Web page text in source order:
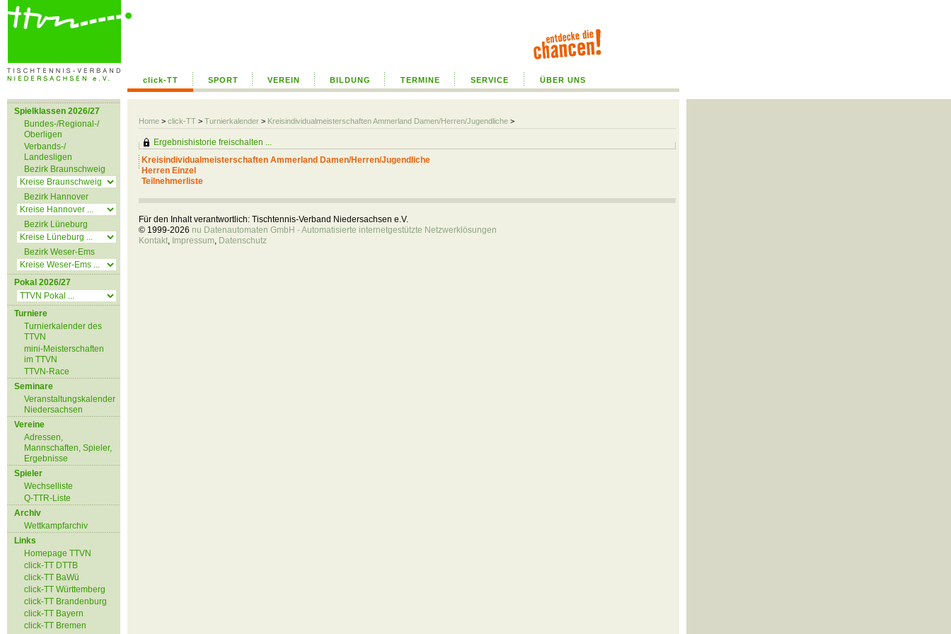
click-TT SPORT VEREIN BILDUNG TERMINE SERVICE ÜBER UNS
Home > click-TT > Turnierkalender > Kreisindividualmeisterschaften Ammerland Damen/Herren/Jugendliche >
Spielklassen 2026/27
Bundes-/Regional-/
Oberligen
Verbands-/
Landesligen
Bezirk Braunschweig
Bezirk Hannover
Bezirk Lüneburg
Bezirk Weser-Ems
Pokal 2026/27
Turniere
Turnierkalender des
TTVN
mini-Meisterschaften
im TTVN
TTVN-Race
Seminare
Veranstaltungskalender
Niedersachsen
Vereine
Adressen,
Mannschaften, Spieler,
Ergebnisse
Spieler
Wechselliste
Q-TTR-Liste
Archiv
Wettkampfarchiv
Links
Homepage TTVN
click-TT DTTB
click-TT BaWü
click-TT Württemberg
click-TT Brandenburg
click-TT Bayern
click-TT Bremen
Ergebnishistorie freischalten ...
Kreisindividualmeisterschaften Ammerland Damen/Herren/Jugendliche
Herren Einzel
Teilnehmerliste
Für den Inhalt verantwortlich: Tischtennis-Verband Niedersachsen e.V.
© 1999-2026 nu Datenautomaten GmbH - Automatisierte internetgestützte Netzwerklösungen
Kontakt, Impressum, Datenschutz